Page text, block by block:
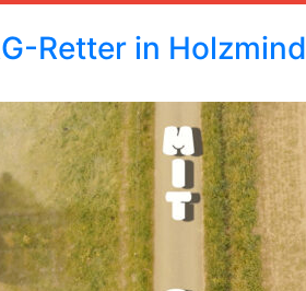
Retter in